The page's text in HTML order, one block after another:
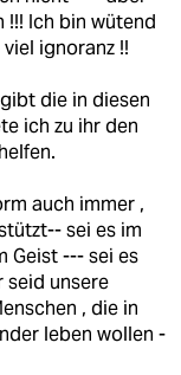
!!! Ich bin wütend
ignoranz !!
die in diesen
ich zu ihr den
auch immer ,
sei es im
Geist --- sei es
seid unsere
, die in
leben wollen -